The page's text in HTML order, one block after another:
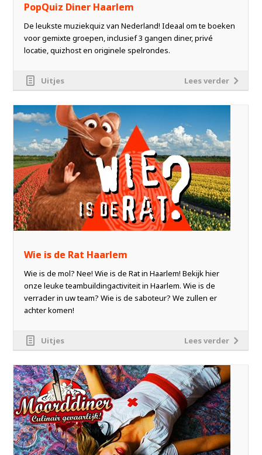
PopQuiz Diner Haarlem
De leukste muziekquiz van Nederland! Ideaal om te boeken
voor gemixte groepen, inclusief 3 gangen diner, privé
locatie, quizhost en originele spelrondes.
Lees verder
Uitjes
Wie is de Rat Haarlem
Wie is de mol? Nee! Wie is de Rat in Haarlem! Bekijk hier
onze leuke teambuildingactiviteit in Haarlem. Wie is de
verrader in uw team? Wie is de saboteur? We zullen er
achter komen!
Lees verder
Uitjes